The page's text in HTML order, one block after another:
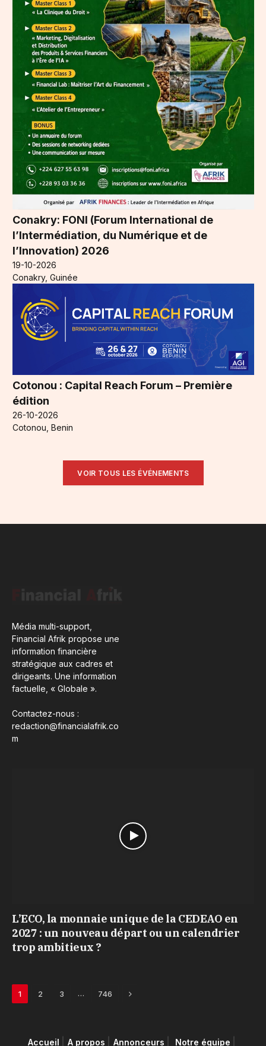
Conakry: FONI (Forum International de
l’Intermédiation, du Numérique et de
l’Innovation) 2026
19-10-2026
Conakry, Guinée
Cotonou : Capital Reach Forum – Première
édition
26-10-2026
Cotonou, Benin
VOIR TOUS LES ÉVÉNEMENTS
Média multi-support,
Financial Afrik propose une
information financière
stratégique aux cadres et
dirigeants. Une information
factuelle, « Globale ».
Contactez-nous :
redaction@financialafrik.co
m
L’ECO, la monnaie unique de la CEDEAO en
2027 : un nouveau départ ou un calendrier
trop ambitieux ?
1 2 3 … 746 Next
Accueil A propos Annonceurs Notre équipe